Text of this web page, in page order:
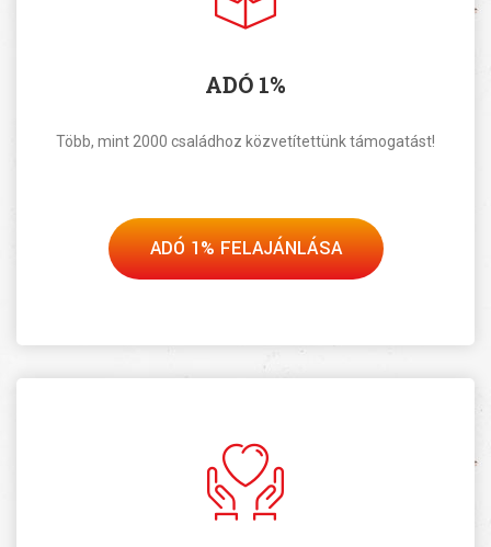
ADÓ 1%
Több, mint 2000 családhoz közvetítettünk támogatást!
ADÓ 1% FELAJÁNLÁSA